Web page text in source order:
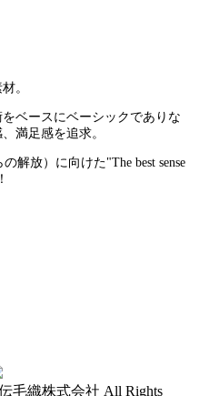
。
ベースにベーシックでありな
満足感を追求。
解放）に向けた"The best sense
毛織株式会社 All Rights